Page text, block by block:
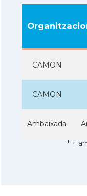
CAMON
CAMON
Ambaixada
* +